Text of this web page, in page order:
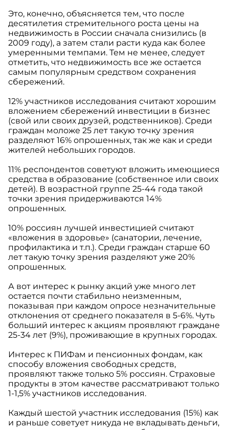
Это, конечно, объясняется тем, что после
десятилетия стремительного роста цены на
недвижимость в России сначала снизились (в
2009 году), а затем стали расти куда как более
умеренными темпами. Тем не менее, следует
отметить, что недвижимость все же остается
самым популярным средством сохранения
сбережений.
12% участников исследования считают хорошим
вложением сбережений инвестиции в бизнес
(свой или своих друзей, родственников). Среди
граждан моложе 25 лет такую точку зрения
разделяют 16% опрошенных, так же как и среди
жителей небольших городов.
11% респондентов советуют вложить имеющиеся
средства в образование (собственное или своих
детей). В возрастной группе 25-44 года такой
точки зрения придерживаются 14%
опрошенных.
10% россиян лучшей инвестицией считают
«вложения в здоровье» (санатории, лечение,
профилактика и т.п.). Среди граждан старше 60
лет такую точку зрения разделяют уже 20%
опрошенных.
А вот интерес к рынку акций уже много лет
остается почти стабильно неизменным,
показывая при каждом опросе незначительные
отклонения от среднего показателя в 5-6%. Чуть
больший интерес к акциям проявляют граждане
25-34 лет (9%), проживающие в крупных городах.
Интерес к ПИФам и пенсионных фондам, как
способу вложения свободных средств,
проявляют также только 5% россиян. Страховые
продукты в этом качестве рассматривают только
1-1,5% участников исследования.
Каждый шестой участник исследования (15%) как
и раньше советует никуда не вкладывать деньги,